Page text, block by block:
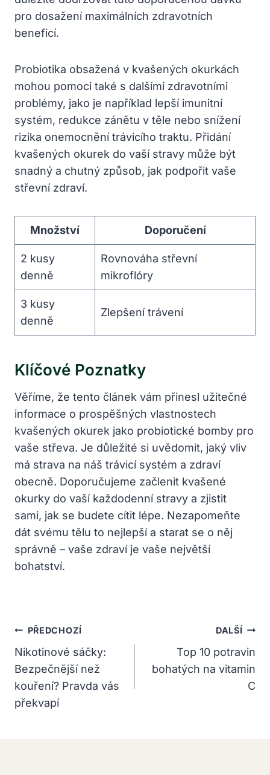
pro dosažení maximálních zdravotních
beneficí.
Probiotika obsažená v kvašených okurkách
mohou pomoci také s dalšími zdravotními
problémy, jako je například lepší imunitní
systém, redukce zánětu v těle nebo snížení
rizika onemocnění trávicího traktu. Přidání
kvašených okurek do vaší stravy může být
snadný a chutný způsob, jak podpořit vaše
střevní zdraví.
Množství Doporučení
2 kusy
denně
Rovnováha střevní
mikroflóry
3 kusy
denně
Zlepšení trávení
Klíčové Poznatky
Věříme, že tento článek vám přinesl užitečné
informace o prospěšných vlastnostech
kvašených okurek jako probiotické bomby pro
vaše střeva. Je důležité si uvědomit, jaký vliv
má strava na náš trávicí systém a zdraví
obecně. Doporučujeme začlenit kvašené
okurky do vaší každodenní stravy a zjistit
sami, jak se budete cítit lépe. Nezapomeňte
dát svému tělu to nejlepší a starat se o něj
správně – vaše zdraví je vaše největší
bohatství.
Navigace
Pro
Příspěvek
PŘEDCHOZÍ
Nikotinové sáčky:
Bezpečnější než
kouření? Pravda vás
překvapí
DALŠÍ
Top 10 potravin
bohatých na vitamin
C